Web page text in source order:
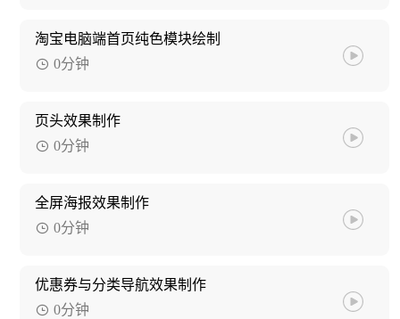
淘宝电脑端首页纯色模块绘制
0分钟
页头效果制作
0分钟
全屏海报效果制作
0分钟
优惠券与分类导航效果制作
0分钟